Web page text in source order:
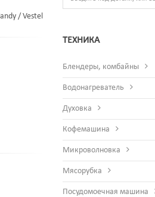
/ Vestel
ТЕХНИКА
Блендеры, комбайны
Водонагреватель
Духовка
Кофемашина
Микроволновка
Мясорубка
Посудомоечная машина